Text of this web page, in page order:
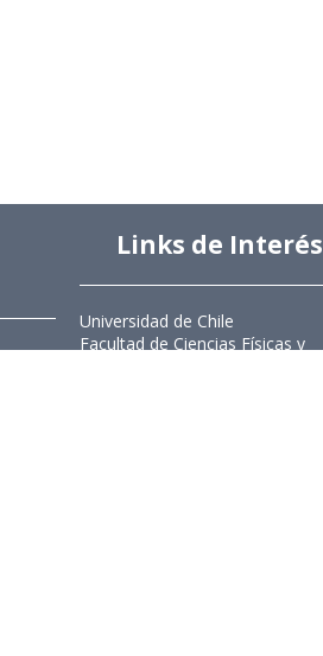
Links de Interés
Universidad de Chile
Facultad de Ciencias Físicas y